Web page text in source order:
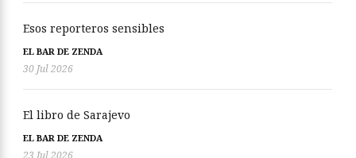
Esos reporteros sensibles
EL BAR DE ZENDA
30 Jul 2026
El libro de Sarajevo
EL BAR DE ZENDA